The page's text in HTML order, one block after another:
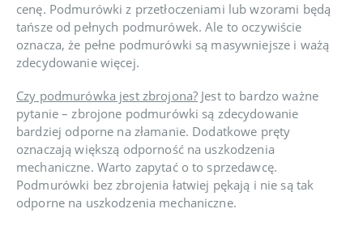
cenę. Podmurówki z przetłoczeniami lub wzorami będą
tańsze od pełnych podmurówek. Ale to oczywiście
oznacza, że pełne podmurówki są masywniejsze i ważą
zdecydowanie więcej.
Czy podmurówka jest zbrojona? Jest to bardzo ważne
pytanie – zbrojone podmurówki są zdecydowanie
bardziej odporne na złamanie. Dodatkowe pręty
oznaczają większą odporność na uszkodzenia
mechaniczne. Warto zapytać o to sprzedawcę.
Podmurówki bez zbrojenia łatwiej pękają i nie są tak
odporne na uszkodzenia mechaniczne.